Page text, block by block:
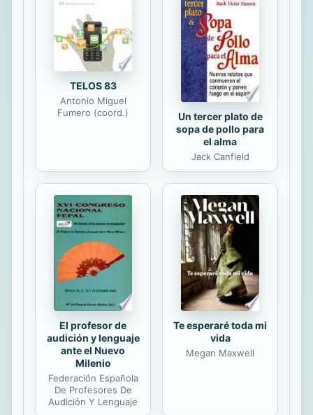
individual de los agentes
económicos. La ventaja de los
modelos microeconométricos frente
a los tradicionalmente estudiados en
econometría se basa en la...
TELOS 83
Antonio Miguel
Fumero (coord.)
Un tercer plato de
sopa de pollo para
el alma
Jack Canfield
El profesor de
audición y lenguaje
ante el Nuevo
Milenio
Federación Española
De Profesores De
Audición Y Lenguaje
Te esperaré toda mi
vida
Megan Maxwell